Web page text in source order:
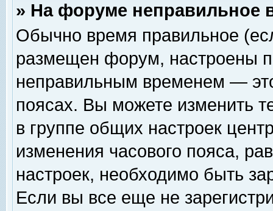
» На форуме неправильное
Обычно время правильное
размещен форум, настроены
неправильным временем —
поясах. Вы можете изменить
в группе общих настроек
изменения часового пояса,
настроек, необходимо быть
Если вы все еще не